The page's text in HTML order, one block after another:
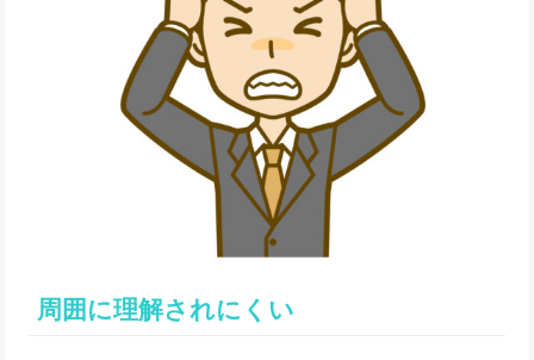
周囲に理解されにくい